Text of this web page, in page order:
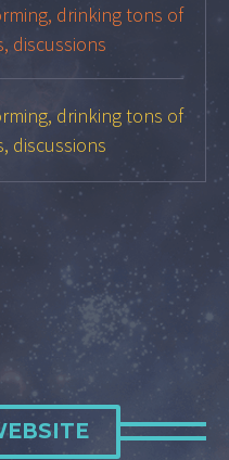
drinking tons of
discussions
drinking tons of
discussions